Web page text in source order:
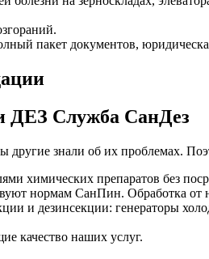
пакет документов,
ДЕЗ Служба СанДез
знали об их проблемах.
химических препаратов без
нормам СанПин. Обработка от
и дезинсекции: генераторы
качество наших услуг.